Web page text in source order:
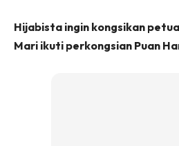
Hijabista ingin kongsikan
Mari ikuti perkongsian Puan